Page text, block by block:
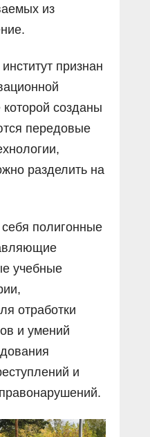
из
признан
созданы
передовые
разделить на
полигонные
учебные
отработки
и умений
и